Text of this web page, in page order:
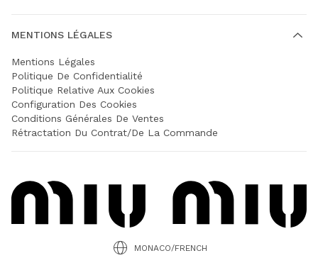
MENTIONS LÉGALES
Mentions Légales
Politique De Confidentialité
Politique Relative Aux Cookies
Configuration Des Cookies
Conditions Générales De Ventes
Rétractation Du Contrat/de La Commande
MONACO/FRENCH